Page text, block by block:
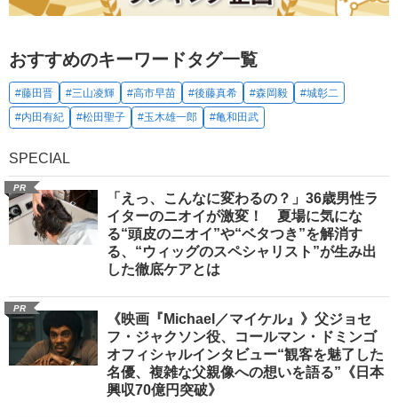
おすすめのキーワードタグ一覧
#藤田晋 #三山凌輝 #高市早苗 #後藤真希 #森岡毅
#城彰二
#内田有紀
#松田聖子 #玉木雄一郎 #亀和田武
SPECIAL
PR
「えっ、こんなに変わるの？」36歳男性ラ
イターのニオイが激変！ 夏場に気にな
る“頭皮のニオイ”や“ベタつき”を解消す
る、“ウィッグのスペシャリスト”が生み出
した徹底ケアとは
PR
《映画『Michael／マイケル』》父ジョセ
フ・ジャクソン役、コールマン・ドミンゴ
オフィシャルインタビュー“観客を魅了した
名優、複雑な父親像への想いを語る”《日本
興収70億円突破》